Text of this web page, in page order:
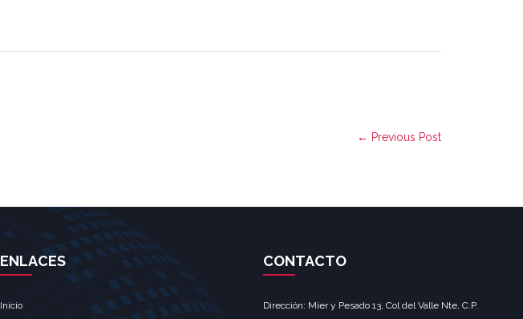
← Previous Post
ENLACES
Inicio
CONTACTO
Dirección: Mier y Pesado 13, Col del Valle Nte, C.P.